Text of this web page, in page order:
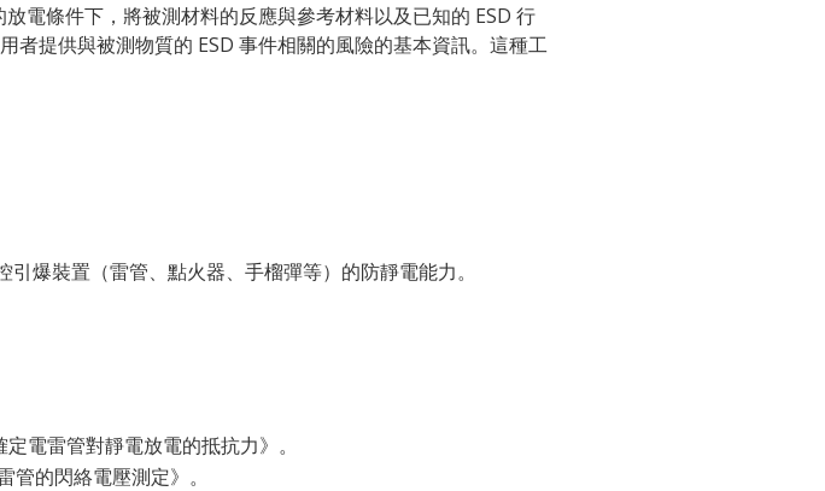
電條件下，將被測材料的反應與參考材料以及已知的 ESD 行
者提供與被測物質的 ESD 事件相關的風險的基本資訊。這種工
引爆裝置（雷管、點火器、手榴彈等）的防靜電能力。
電雷管對靜電放電的抵抗力》。
管的閃絡電壓測定》。